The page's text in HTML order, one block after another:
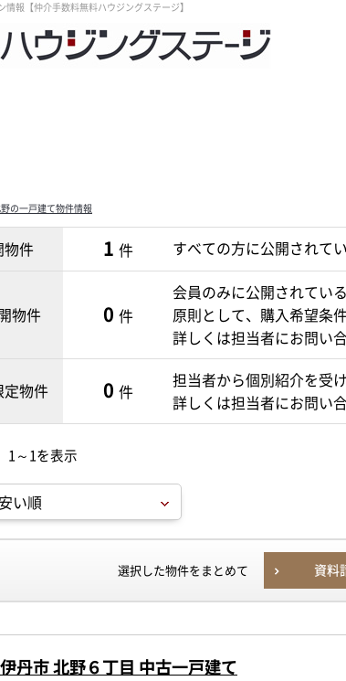
報【仲介手数料無料ハウジングステージ】
の一戸建て物件情報
物件 1 件 すべての方に公開されて
物件 0 件
会員のみに公開されてい
原則として、購入希望条
詳しくは担当者にお問い
物件 0 件
担当者から個別紹介を受
詳しくは担当者にお問い
1～1を表示
選択した物件をまとめて 資料
伊丹市 北野６丁目 中古一戸建て